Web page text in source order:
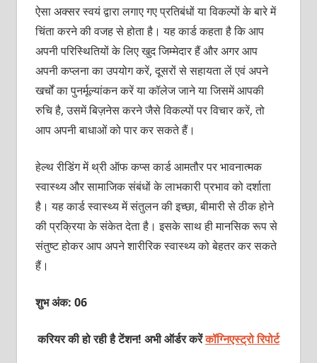
ऐसा अक्‍सर स्‍वयं द्वारा लगाए गए प्रतिबंधों या विकल्‍पों के बारे में
चिंता करने की वजह से होता है। यह कार्ड कहता है कि आप
अपनी परिस्थितियों के लिए खुद जिम्‍मेदार हैं और अगर आप
अपनी कप्‍लना का उपयोग करें, दूसरों से सहायता लें एवं अपने
खर्चों का पुनर्मूल्‍यांकन करें या कॉलेज जाने या जिसमें आपकी
रुचि है, उसमें बिज़नेस करने जैसे विकल्‍पों पर विचार करें, तो
आप अपनी बाधाओं को पार कर सकते हैं।
हेल्‍थ रीडिंग में थ्री ऑफ कप्‍स कार्ड आमतौर पर भावनात्‍मक
स्‍वास्‍थ्‍य और सामाजिक संबंधों के लाभकारी प्रभाव को दर्शाता
है। यह कार्ड स्‍वास्‍थ्‍य में संतुलन की इच्‍छा, बीमारी से ठीक होने
की प्रक्रिया के संकेत देता है। इसके साथ ही मानसिक रूप से
संतुष्‍ट होकर आप अपने शारीरिक स्‍वास्‍थ्‍य को बेहतर कर सकते
हैं।
शुभ अंक: 06
करियर की हो रही है टेंशन! अभी ऑर्डर करेंकॉग्निएस्ट्रो रिपोर्ट